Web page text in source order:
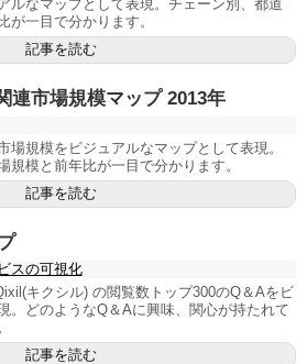
ルなマップとして表現。チェーン別、都道
が一目で分かります。
記事を読む
連市場規模マップ 2013年
場規模をビジュアルなマップとして表現。
規模と前年比が一目で分かります。
記事を読む
スの可視化
キクシル) の閲覧数トップ300のQ＆Aをビ
。どのようなQ＆Aに興味、関心が持たれて
記事を読む